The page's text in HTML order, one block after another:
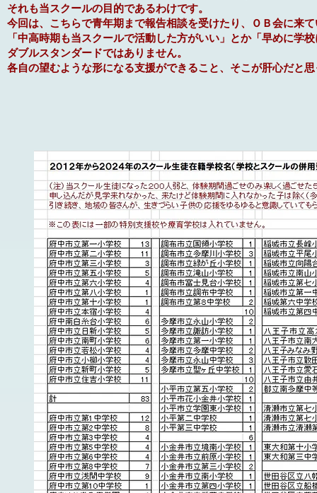
それも当スクールの目的であるわけです。
今回は、こちらで青年期まで報告相談を受けたり、ＯＢ会に来
「中高時期も当スクールで活動した方がいい」とか「早めに学
ダブルスタンダードではありません。
各自の望むような形になる支援ができること、そこが肝心だと